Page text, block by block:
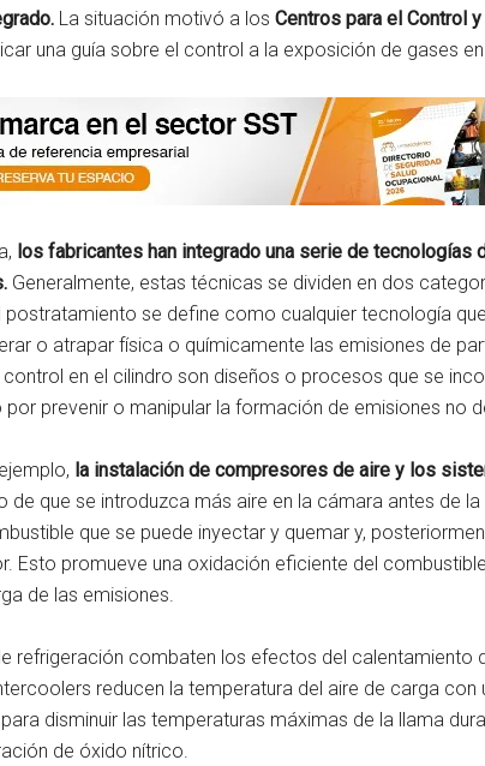
La situación motivó a los Centros para el Control
una guía sobre el control a la exposición de gases
los fabricantes han integrado una serie de tecnologías
Generalmente, estas técnicas se dividen en dos
postratamiento se define como cualquier tecnología
o atrapar física o químicamente las emisiones de
en el cilindro son diseños o procesos que se
prevenir o manipular la formación de emisiones no
la instalación de compresores de aire y los
de que se introduzca más aire en la cámara antes de
que se puede inyectar y quemar y,
Esto promueve una oxidación eficiente del
de las emisiones.
refrigeración combaten los efectos del calentamiento
reducen la temperatura del aire de carga con
disminuir las temperaturas máximas de la llama
de óxido nítrico.